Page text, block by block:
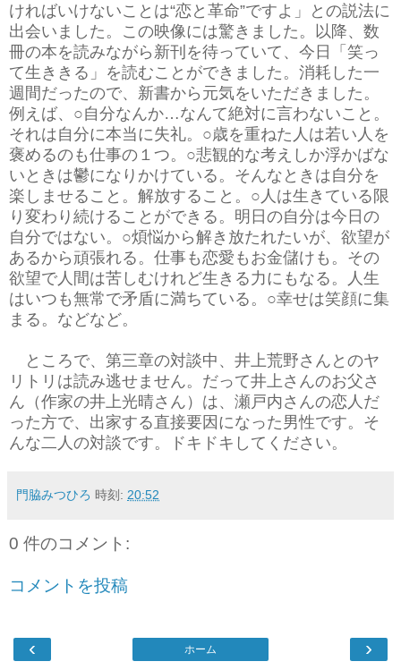
ければいけないことは“恋と革命”ですよ」との説法に
出会いました。この映像には驚きました。以降、数
冊の本を読みながら新刊を待っていて、今日「笑っ
て生ききる」を読むことができました。消耗した一
週間だったので、新書から元気をいただきました。
例えば、○自分なんか…なんて絶対に言わないこと。
それは自分に本当に失礼。○歳を重ねた人は若い人を
褒めるのも仕事の１つ。○悲観的な考えしか浮かばな
いときは鬱になりかけている。そんなときは自分を
楽しませること。解放すること。○人は生きている限
り変わり続けることができる。明日の自分は今日の
自分ではない。○煩悩から解き放たれたいが、欲望が
あるから頑張れる。仕事も恋愛もお金儲けも。その
欲望で人間は苦しむけれど生きる力にもなる。人生
はいつも無常で矛盾に満ちている。○幸せは笑顔に集
まる。などなど。
ところで、第三章の対談中、井上荒野さんとのヤ
リトリは読み逃せません。だって井上さんのお父さ
ん（作家の井上光晴さん）は、瀬戸内さんの恋人だ
った方で、出家する直接要因になった男性です。そ
んな二人の対談です。ドキドキしてください。
門脇みつひろ 時刻: 20:52
0 件のコメント:
コメントを投稿
‹ ›
ホーム